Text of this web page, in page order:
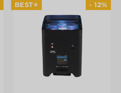
BEST⭐ - 12%